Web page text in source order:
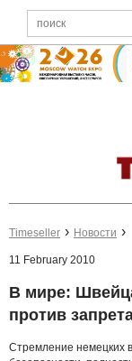
Timeseller Новости
11 February 2010
В мире:
против
Стремление немецких